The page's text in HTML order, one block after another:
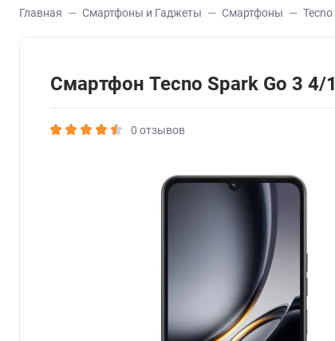
Главная Смартфоны и Гаджеты Смартфоны Tecno
Смартфон Tecno Spark Go 3
0 отзывов